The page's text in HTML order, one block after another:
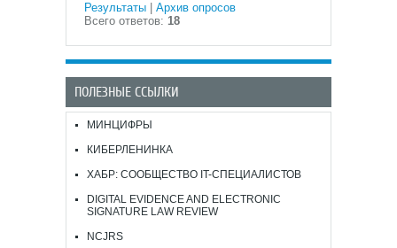
Результаты
Архив опросов
Всего ответов: 18
ПОЛЕЗНЫЕ ССЫЛКИ
МИНЦИФРЫ
КИБЕРЛЕНИНКА
ХАБР: СООБЩЕСТВО IT-СПЕЦИАЛИСТОВ
DIGITAL EVIDENCE AND ELECTRONIC
SIGNATURE LAW REVIEW
NCJRS